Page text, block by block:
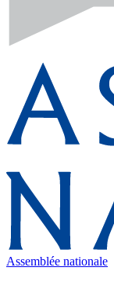
Assemblée nationale